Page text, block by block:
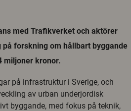
med Trafikverket och aktörer
forskning om hållbart byggande
miljoner kronor.
på infrastruktur i Sverige, och
av urban underjordisk
byggande, med fokus på teknik,